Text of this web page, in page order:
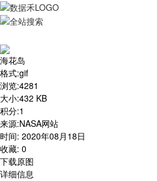
海花岛
格式:gif
浏览:4281
大小:432 KB
积分:1
来源:NASA网站
时间: 2020年08月18日
收藏: 0
下载原图
详细信息